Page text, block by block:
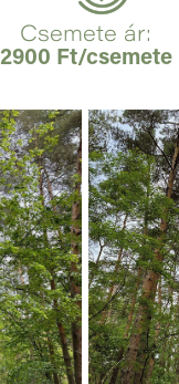
Csemete ár:
2900 Ft/csemete